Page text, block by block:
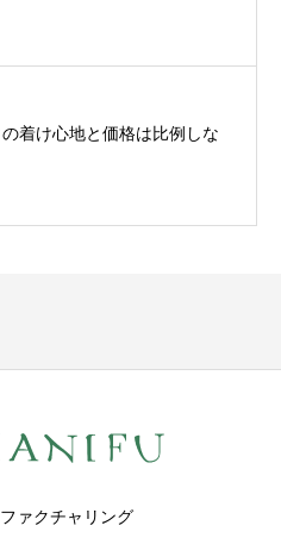
着け心地と価格は比例しな
ァクチャリング